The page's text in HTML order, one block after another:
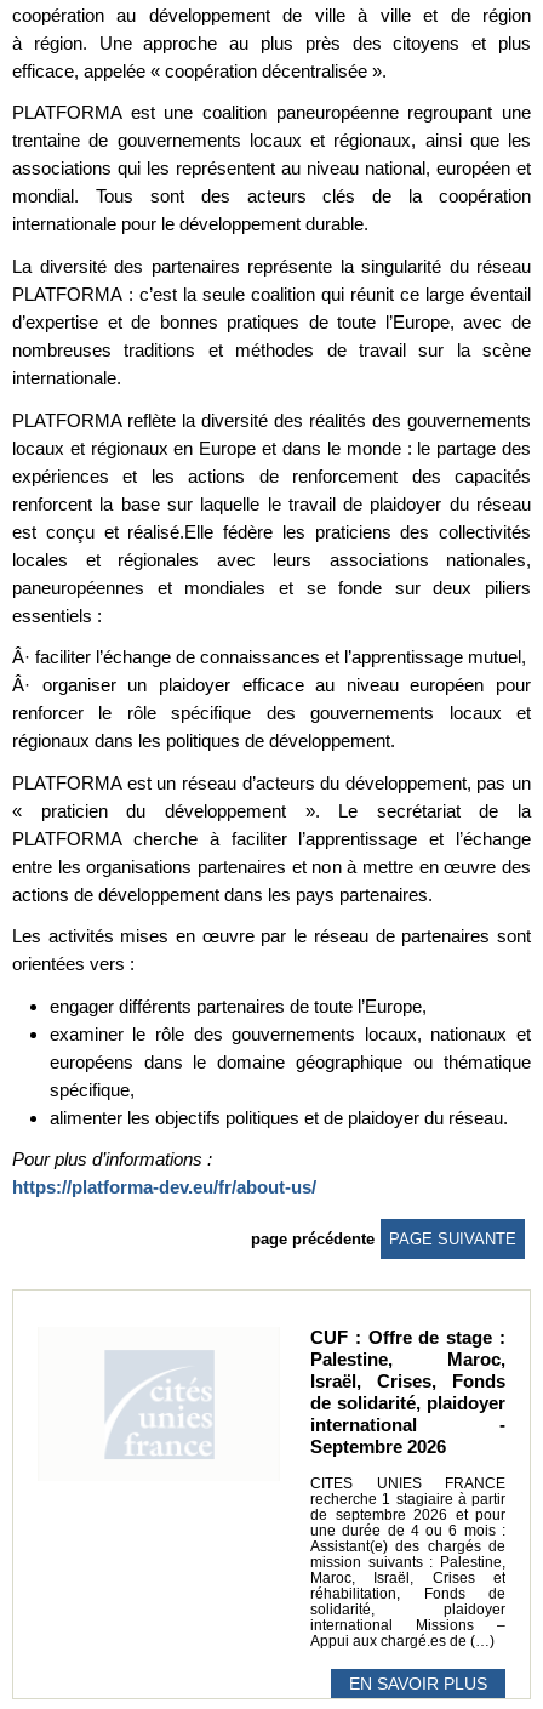
coopération au développement de ville à ville et de région
à région. Une approche au plus près des citoyens et plus
efficace, appelée « coopération décentralisée ».
PLATFORMA est une coalition paneuropéenne regroupant une
trentaine de gouvernements locaux et régionaux, ainsi que les
associations qui les représentent au niveau national, européen et
mondial. Tous sont des acteurs clés de la coopération
internationale pour le développement durable.
La diversité des partenaires représente la singularité du réseau
PLATFORMA : c’est la seule coalition qui réunit ce large éventail
d’expertise et de bonnes pratiques de toute l’Europe, avec de
nombreuses traditions et méthodes de travail sur la scène
internationale.
PLATFORMA reflète la diversité des réalités des gouvernements
locaux et régionaux en Europe et dans le monde : le partage des
expériences et les actions de renforcement des capacités
renforcent la base sur laquelle le travail de plaidoyer du réseau
est conçu et réalisé.Elle fédère les praticiens des collectivités
locales et régionales avec leurs associations nationales,
paneuropéennes et mondiales et se fonde sur deux piliers
essentiels :
Â· faciliter l’échange de connaissances et l’apprentissage mutuel,
Â· organiser un plaidoyer efficace au niveau européen pour
renforcer le rôle spécifique des gouvernements locaux et
régionaux dans les politiques de développement.
PLATFORMA est un réseau d’acteurs du développement, pas un
« praticien du développement ». Le secrétariat de la
PLATFORMA cherche à faciliter l’apprentissage et l’échange
entre les organisations partenaires et non à mettre en œuvre des
actions de développement dans les pays partenaires.
Les activités mises en œuvre par le réseau de partenaires sont
orientées vers :
engager différents partenaires de toute l’Europe,
examiner le rôle des gouvernements locaux, nationaux et
européens dans le domaine géographique ou thématique
spécifique,
alimenter les objectifs politiques et de plaidoyer du réseau.
Pour plus d’informations :
https://platforma-dev.eu/fr/about-us/
page précédente PAGE SUIVANTE
CUF : Offre de stage :
Palestine, Maroc,
Israël, Crises, Fonds
de solidarité, plaidoyer
international -
Septembre 2026
CITES UNIES FRANCE
recherche 1 stagiaire à partir
de septembre 2026 et pour
une durée de 4 ou 6 mois :
Assistant(e) des chargés de
mission suivants : Palestine,
Maroc, Israël, Crises et
réhabilitation, Fonds de
solidarité, plaidoyer
international Missions –
Appui aux chargé.es de (…)
EN SAVOIR PLUS